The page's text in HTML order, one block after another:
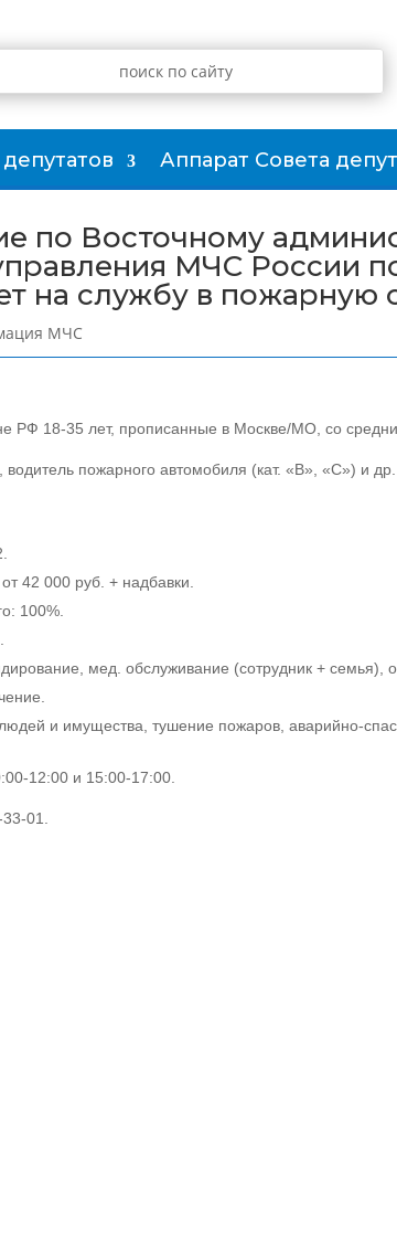
Аппарат Совета
по Восточному
МЧС России
на службу в пожарную
МЧС
РФ 18-35 лет, прописанные в Москве/МО, со
пожарного автомобиля (кат. «В», «С») и др.
42 000 руб. + надбавки.
100%.
мед. обслуживание (сотрудник + семья),
и имущества, тушение пожаров, аварийно-
12:00 и 15:00-17:00.
01.